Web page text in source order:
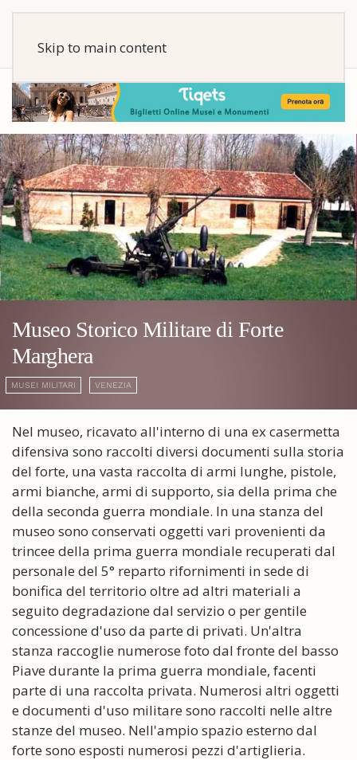
Skip to main content
Museo Storico Militare di Forte
Marghera
MUSEI MILITARI VENEZIA
Nel museo, ricavato all'interno di una ex casermetta
difensiva sono raccolti diversi documenti sulla storia
del forte, una vasta raccolta di armi lunghe, pistole,
armi bianche, armi di supporto, sia della prima che
della seconda guerra mondiale. In una stanza del
museo sono conservati oggetti vari provenienti da
trincee della prima guerra mondiale recuperati dal
personale del 5° reparto rifornimenti in sede di
bonifica del territorio oltre ad altri materiali a
seguito degradazione dal servizio o per gentile
concessione d'uso da parte di privati. Un'altra
stanza raccoglie numerose foto dal fronte del basso
Piave durante la prima guerra mondiale, facenti
parte di una raccolta privata. Numerosi altri oggetti
e documenti d'uso militare sono raccolti nelle altre
stanze del museo. Nell'ampio spazio esterno dal
forte sono esposti numerosi pezzi d'artiglieria.